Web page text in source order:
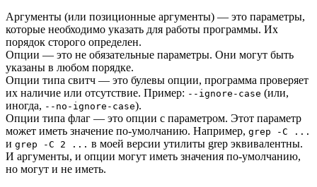
Аргументы (или позиционные аргументы) — это параметры,
которые необходимо указать для работы программы. Их
порядок сторого определен.
Опции — это не обязательные параметры. Они могут быть
указаны в любом порядке.
Опции типа свитч — это булевы опции, программа проверяет
их наличие или отсутствие. Пример: --ignore-case (или,
иногда, --no-ignore-case).
Опции типа флаг — это опции с параметром. Этот параметр
может иметь значение по-умолчанию. Например, grep -C ...
и grep -C 2 ... в моей версии утилиты grep эквивалентны.
И аргументы, и опции могут иметь значения по-умолчанию,
но могут и не иметь.